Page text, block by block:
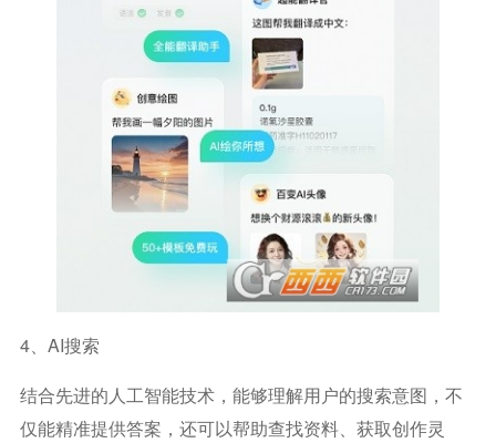
4、AI搜索
结合先进的人工智能技术，能够理解用户的搜索意图，不
仅能精准提供答案，还可以帮助查找资料、获取创作灵